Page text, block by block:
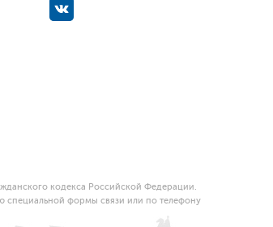
кодекса Российской Федерации.
специальной формы связи или по телефону